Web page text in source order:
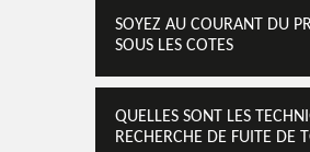
SOYEZ AU COURANT DU
SOUS LES COTES
QUELLES SONT LES
RECHERCHE DE FUITE DE